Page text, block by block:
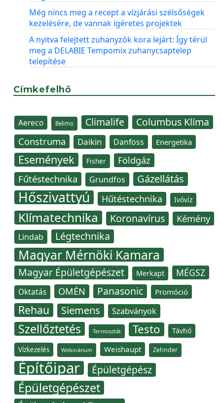
Még nincs meg a recept a vízjárási szélsőségek
kezelésére, de vannak ígéretes projektek
A nyitva felejtett zuhanyzók kora lejárt: Így térül
meg a DELABIE Tempomix zuhanycsaptelep
telepítése
Címkefelhő
Aereco Belimo Climalife Columbus Klíma
Construma Daikin Danfoss Energetika
Események Fisher Földgáz
Fűtéstechnika Grundfos Gázellátás
Hőszivattyú Hűtéstechnika Ivóvíz
Klímatechnika Koronavírus Kémény
Lindab Légtechnika
Magyar Mérnöki Kamara
Magyar Épületgépészet Merkapt MÉGSZ
Oktatás OMÉN Panasonic Promóció
Rehau Siemens Szabványok
Szellőztetés Termosztát Testo Távhő
Vízkezelés Webinárium Weishaupt Zehnder
Építőipar Épületgépész
Épületgépészet